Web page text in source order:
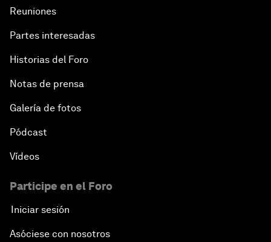
Reuniones
Partes interesadas
Historias del Foro
Notas de prensa
Galería de fotos
Pódcast
Vídeos
Participe en el Foro
Iniciar sesión
Asóciese con nosotros